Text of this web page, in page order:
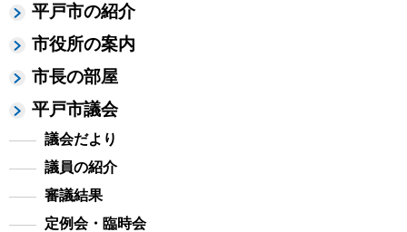
平戸市の紹介
市役所の案内
市長の部屋
平戸市議会
議会だより
議員の紹介
審議結果
定例会・臨時会